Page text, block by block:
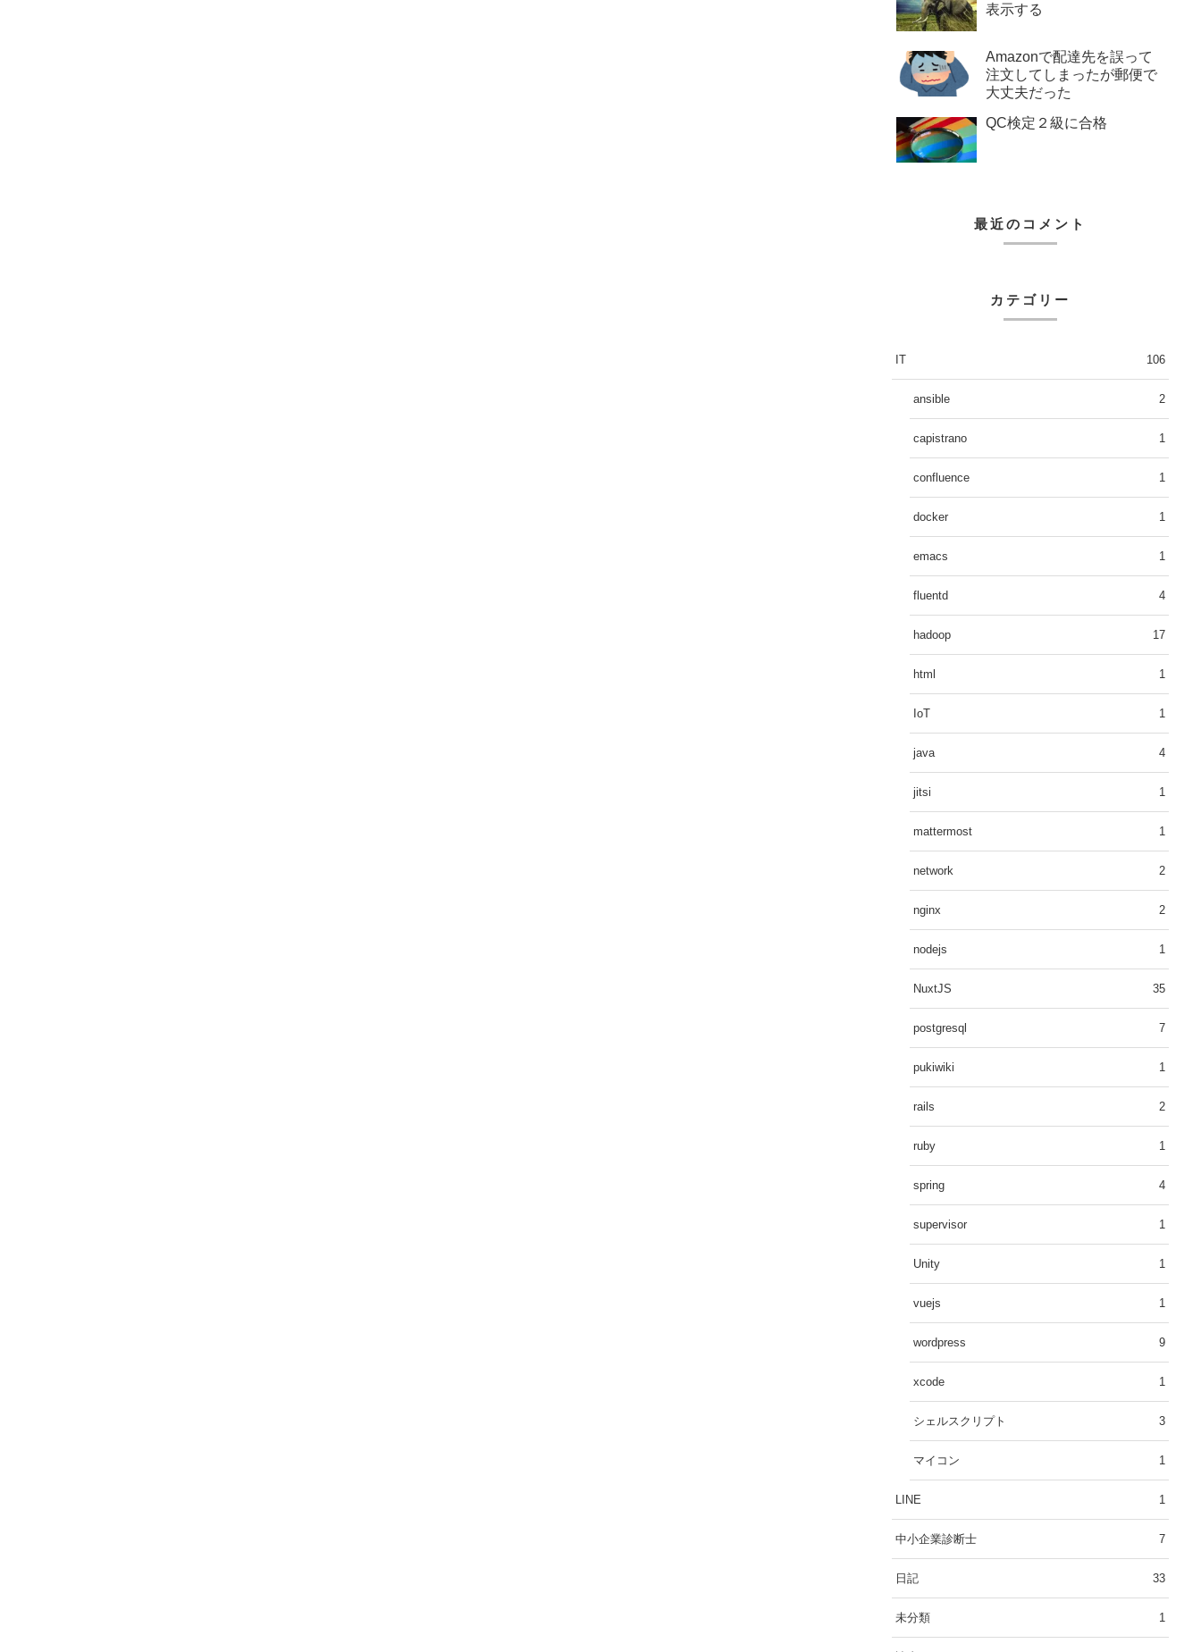
表示する
Amazonで配達先を誤って
注文してしまったが郵便で
大丈夫だった
QC検定２級に合格
最近のコメント
カテゴリー
IT 106
ansible 2
capistrano 1
confluence 1
docker 1
emacs 1
fluentd 4
hadoop 17
html 1
IoT 1
java 4
jitsi 1
mattermost 1
network 2
nginx 2
nodejs 1
NuxtJS 35
postgresql 7
pukiwiki 1
rails 2
ruby 1
spring 4
supervisor 1
Unity 1
vuejs 1
wordpress 9
xcode 1
シェルスクリプト 3
マイコン 1
LINE 1
中小企業診断士 7
日記 33
未分類 1